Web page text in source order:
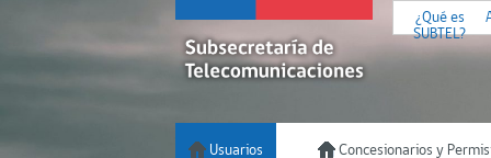
¿Qué es
SUBTEL?
Usuarios Concesionarios y